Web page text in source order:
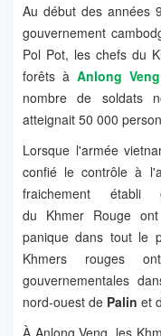
Au début des années
gouvernement
Pol Pot, les chefs du
forêts à Anlong Veng
nombre de soldats
atteignait 50 000
Lorsque l'armée
confié le contrôle à
fraichement
du Khmer Rouge
panique dans tout le
Khmers rouges
gouvernementales
nord-ouest de Palin et